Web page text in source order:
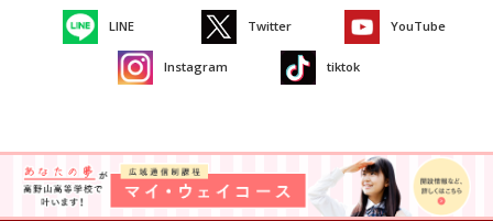
LINE Twitter YouTube
Instagram tiktok